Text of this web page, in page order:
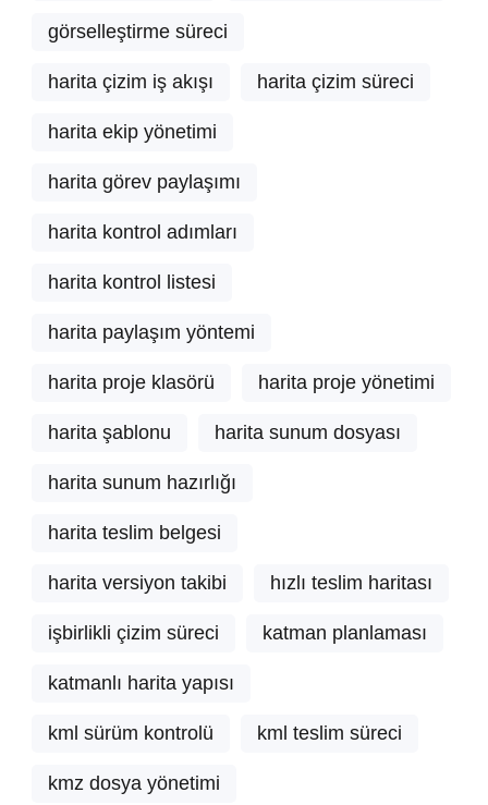
görselleştirme süreci
harita çizim iş akışı harita çizim süreci
harita ekip yönetimi
harita görev paylaşımı
harita kontrol adımları
harita kontrol listesi
harita paylaşım yöntemi
harita proje klasörü harita proje yönetimi
harita şablonu harita sunum dosyası
harita sunum hazırlığı
harita teslim belgesi
harita versiyon takibi hızlı teslim haritası
işbirlikli çizim süreci katman planlaması
katmanlı harita yapısı
kml sürüm kontrolü kml teslim süreci
kmz dosya yönetimi